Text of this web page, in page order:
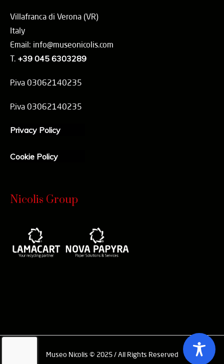
Villafranca di Verona (VR)
Italy
Email: info@museonicolis.com
T. +39 045 6303289
P.iva 03062140235
P.iva 03062140235
Privacy Policy
Cookie Policy
Nicolis Group
Museo Nicolis © 2025 / All Rights Reserved